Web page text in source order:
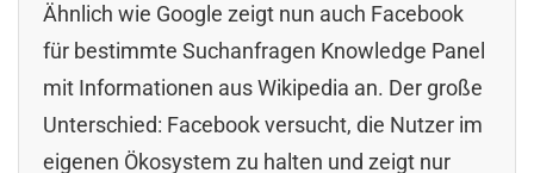
Ähnlich wie Google zeigt nun auch Facebook
für bestimmte Suchanfragen Knowledge Panel
mit Informationen aus Wikipedia an. Der große
Unterschied: Facebook versucht, die Nutzer im
eigenen Ökosystem zu halten und zeigt nur